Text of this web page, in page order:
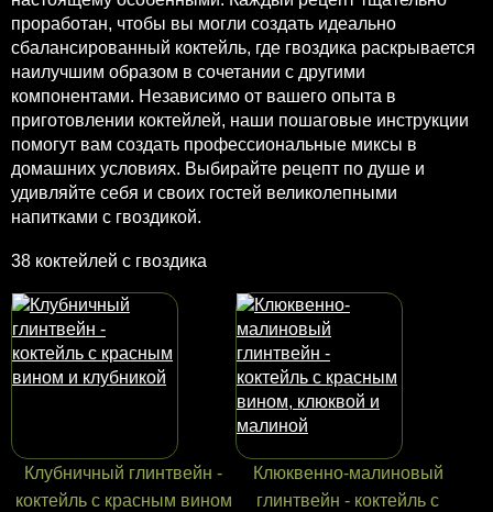
проработан, чтобы вы могли создать идеально
сбалансированный коктейль, где гвоздика раскрывается
наилучшим образом в сочетании с другими
компонентами. Независимо от вашего опыта в
приготовлении коктейлей, наши пошаговые инструкции
помогут вам создать профессиональные миксы в
домашних условиях. Выбирайте рецепт по душе и
удивляйте себя и своих гостей великолепными
напитками с гвоздикой.
38 коктейлей с гвоздика
Клубничный глинтвейн -
коктейль с красным вином
Клюквенно-малиновый
глинтвейн - коктейль с